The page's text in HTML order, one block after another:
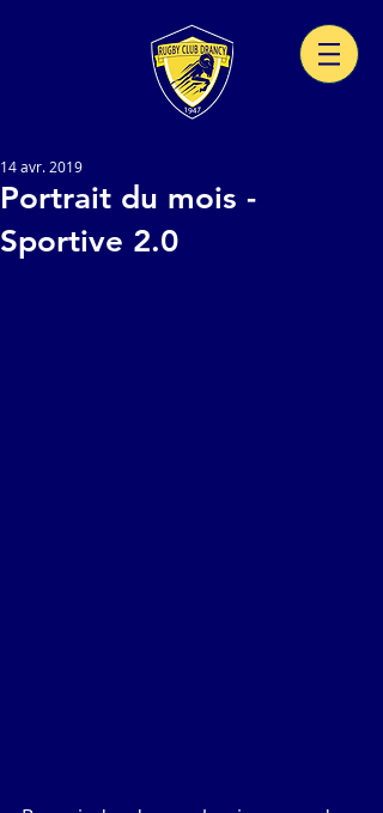
Portrait du mois -
Sportive 2.0
14 avr. 2019